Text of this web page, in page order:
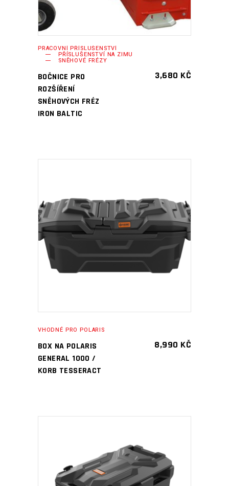
PRACOVNÍ PŘÍSLUŠENSTVÍ
PŘÍSLUŠENSTVÍ NA ZIMU
SNĚHOVÉ FRÉZY
BOČNICE PRO
ROZŠÍŘENÍ
SNĚHOVÝCH FRÉZ
IRON BALTIC
3,680 KČ
PŘIDAT DO KOŠÍKU
VHODNÉ PRO POLARIS
BOX NA POLARIS
GENERAL 1000 /
KORB TESSERACT
8,990 KČ